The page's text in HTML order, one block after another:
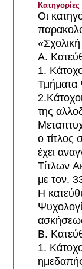
Οι
Α.
1.
Τμήματα
της
ο
έχει
Τίτλων
με τον.
Η
Β.
1.